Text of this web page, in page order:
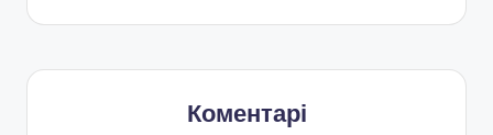
Коментарі